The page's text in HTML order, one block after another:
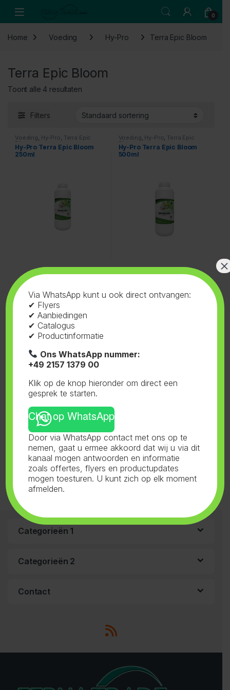
Open 0
Home Voeding Hy-Pro Terra Epic Bloom
Terra Epic Bloom
Toont alle 4 resultaten
Filters
Voeding, Hy-Pro, Terra Epic
Bloom
Hy-Pro Terra Epic Bloom
250ml
Voeding, Hy-Pro, Terra Epic
Bloom
Hy-Pro Terra Epic Bloom
500ml
Voeding, Hy-Pro,Terra Epic
Bloom
Hy-Pro Terra Epic Bloom 1L
Voeding,Hy-Pro ,Terra Epic
Bloom
Hy-Pro Terra Epic Bloom 5L
Toont alle 4 resultaten
Categorieën 1
Categorieën 2
Contact
Via WhatsApp kunt u ook direct ontvangen:
✔ Flyers
✔ Aanbiedingen
✔ Catalogus
✔ Productinformatie
Ons WhatsApp nummer:
+49 2157 1379 00
Klik op de knop hieronder om direct een
gesprek te starten.
Chat op WhatsApp
Door via WhatsApp contact met ons op te
nemen, gaat u ermee akkoord dat wij u via dit
kanaal mogen antwoorden en informatie
zoals offertes, flyers en productupdates
mogen toesturen. U kunt zich op elk moment
afmelden.
×